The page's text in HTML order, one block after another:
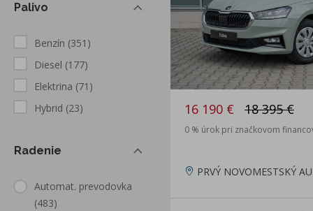
Palivo
Benzín (351)
Diesel (177)
Elektrina (71)
Hybrid (23)
Radenie
Automat. prevodovka
(483)
16 190 € 18 395 €
0 % úrok pri značkovom
PRVÝ NOVOMESTSKÝ